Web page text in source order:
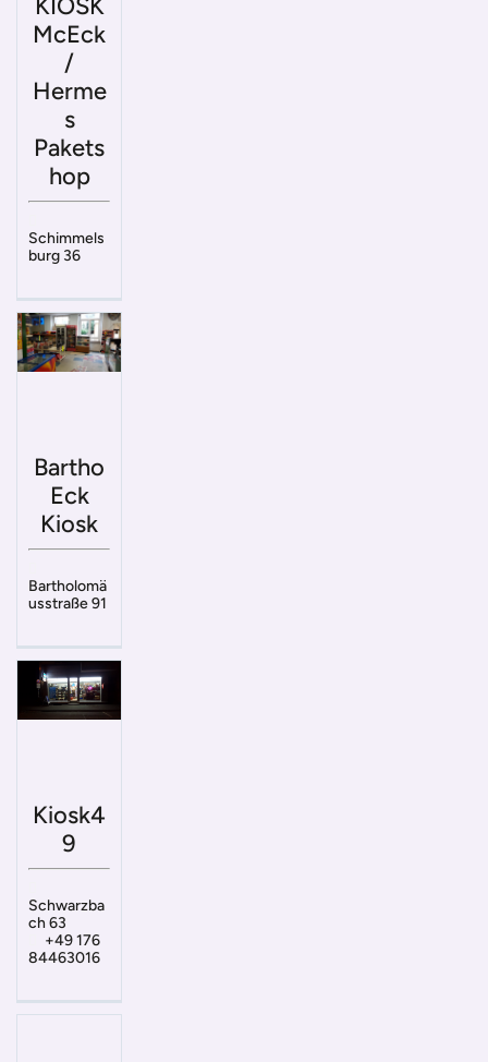
KIOSK
McEck
/
Herme
s
Pakets
hop
Schimmels
burg 36
Bartho
Eck
Kiosk
Bartholomä
usstraße 91
Kiosk4
9
Schwarzba
ch 63
+49 176
84463016